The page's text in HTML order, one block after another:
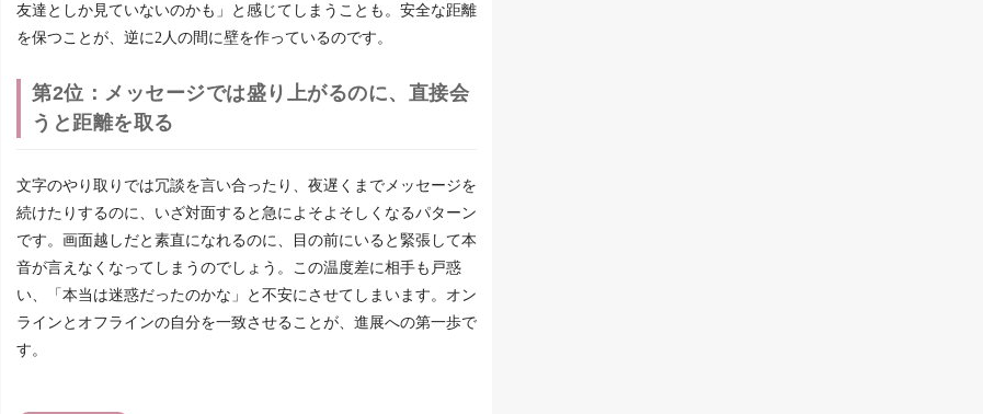
友達としか見ていないのかも」と感じてしまうことも。安全な距離
を保つことが、逆に2人の間に壁を作っているのです。
第2位：メッセージでは盛り上がるのに、直接会
うと距離を取る
文字のやり取りでは冗談を言い合ったり、夜遅くまでメッセージを
続けたりするのに、いざ対面すると急によそよそしくなるパターン
です。画面越しだと素直になれるのに、目の前にいると緊張して本
音が言えなくなってしまうのでしょう。この温度差に相手も戸惑
い、「本当は迷惑だったのかな」と不安にさせてしまいます。オン
ラインとオフラインの自分を一致させることが、進展への第一歩で
す。